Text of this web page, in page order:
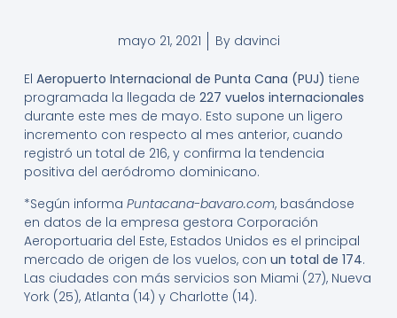
mayo 21, 2021 Bydavinci
El Aeropuerto Internacional de Punta Cana (PUJ) tiene
programada la llegada de 227 vuelos internacionales
durante este mes de mayo. Esto supone un ligero
incremento con respecto al mes anterior, cuando
registró un total de 216, y confirma la tendencia
positiva del aeródromo dominicano.
*Según informa Puntacana-bavaro.com, basándose
en datos de la empresa gestora Corporación
Aeroportuaria del Este, Estados Unidos es el principal
mercado de origen de los vuelos, con un total de 174.
Las ciudades con más servicios son Miami (27), Nueva
York (25), Atlanta (14) y Charlotte (14).